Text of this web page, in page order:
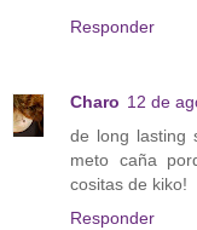
Responder
Charo 12 de
de long lasting
meto caña
cositas de kiko!
Responder